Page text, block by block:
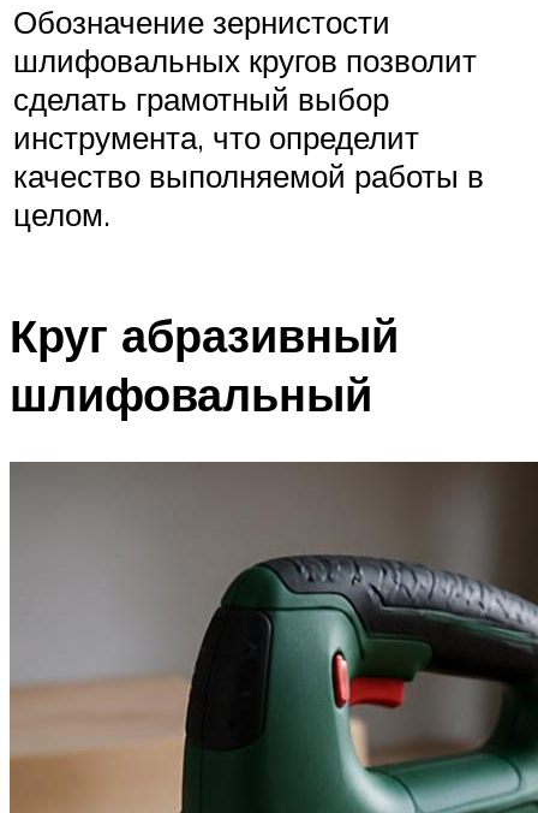
Обозначение зернистости
шлифовальных кругов позволит
сделать грамотный выбор
инструмента, что определит
качество выполняемой работы в
целом.
Круг абразивный
шлифовальный